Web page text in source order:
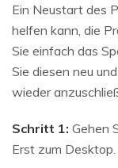
Ein Neustart des
helfen kann, die
Sie einfach das
Sie diesen neu
wieder
Schritt 1: Gehen
Erst zum Desktop.